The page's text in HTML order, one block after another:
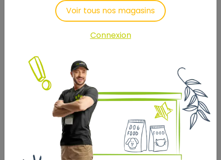
pomme. Graines de lin. Hydrolysats de protéines
animales. Pulpes de betterave. Pois. Levure de bière.
Sel de mer. Autolysats de poissons (0,5%). Artichaut.
Fructo-oligosaccharides. Additifs nutritionnels :
Vitamine A 13600 UI. Vitamine D3 900 UI. Vitamine E
175 UI. Biotine 2,4 mg. CUIVRE 13 mg (Chélate de
cuivre(II) et de glycine hydraté 4,5 mg, Sulfate de
cuivre(II) pentahydraté 8,5 mg). ZINC 157 mg
(Chélate de zinc de glycine hydraté 70 mg, Sulfate de
zinc monohydraté 87 mg). MANGANESE (Oxyde de
manganèse (II)) 52 mg. IODE (Iodate de calcium
anhydre) 2,2 mg. SELENIUM 0,21 mg (Sélénite de
sodium 0,05 mg, Levure séléniée inactivée 0,16 mg). L-
Voir tous nos magasins
Connexion